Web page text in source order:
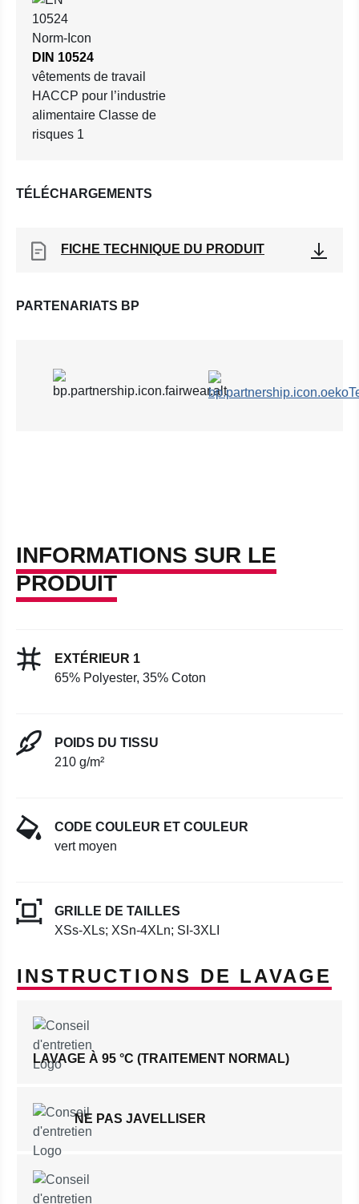
DIN 10524
vêtements de travail
HACCP pour l’industrie
alimentaire Classe de
risques 1
TÉLÉCHARGEMENTS
FICHE TECHNIQUE DU PRODUIT
PARTENARIATS BP
INFORMATIONS SUR LE
PRODUIT
EXTÉRIEUR 1
65% Polyester, 35% Coton
POIDS DU TISSU
210 g/m²
CODE COULEUR ET COULEUR
vert moyen
GRILLE DE TAILLES
XSs-XLs; XSn-4XLn; SI-3XLI
INSTRUCTIONS DE LAVAGE
LAVAGE À 95 °C (TRAITEMENT NORMAL)
NE PAS JAVELLISER